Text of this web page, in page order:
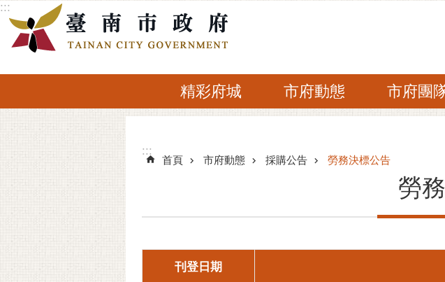
跳到主要內容區塊
:::
精彩府城 市府動態 市府團
:::
:::
首頁 市府動態 採購公告 勞務決標公告
勞
刊登日期